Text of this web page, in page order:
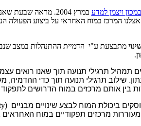
במכון ויצמן למדע
במרץ 2004. מראה
המרכז במוח האחראי על ביצוע הפעולה
מתבצעת ע"י הדמיית ההתנהלות במצב
תמהיל תרגילי תנועה תוך שאנו רואים
שילוב תרגילי תנועה תוך כדי ההדמיה,
בין אותם מרכזים במוח הדרושים
ביכולת המוח לבצע שינויים מבניים (
מעוררות מרכזים תפקודיים במוח האחראים